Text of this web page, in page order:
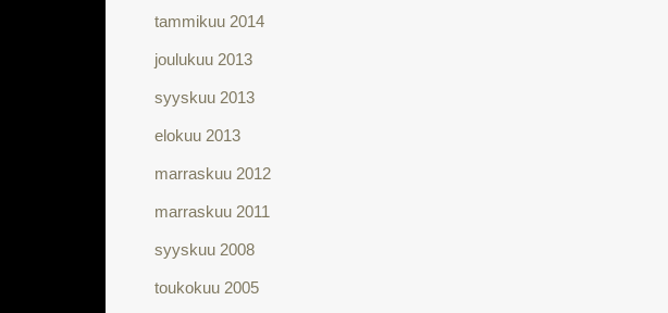
tammikuu 2014
joulukuu 2013
syyskuu 2013
elokuu 2013
marraskuu 2012
marraskuu 2011
syyskuu 2008
toukokuu 2005